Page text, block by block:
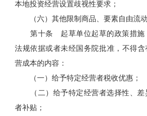
本地投资经营设置歧视性要求；
（六）其他限制商品、要素自由流动
第十条 起草单位起草的政策措施
法规依据或者未经国务院批准，不得
营成本的内容：
（一）给予特定经营者税收优惠；
（二）给予特定经营者选择性、差
者补贴；